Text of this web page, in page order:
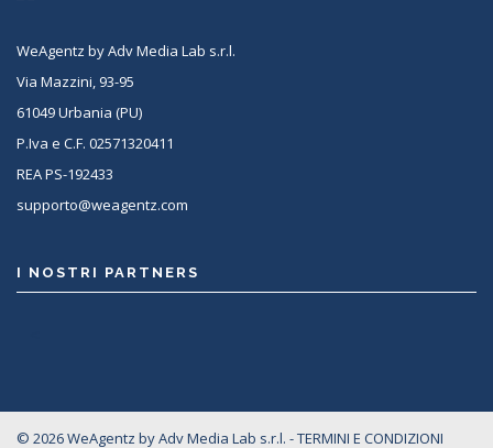
WeAgentz by Adv Media Lab s.r.l.
Via Mazzini, 93-95
61049 Urbania (PU)
P.Iva e C.F. 02571320411
REA PS-192433
supporto@weagentz.com
I NOSTRI PARTNERS
© 2026 WeAgentz by Adv Media Lab s.r.l. -TERMINI E CONDIZIONI